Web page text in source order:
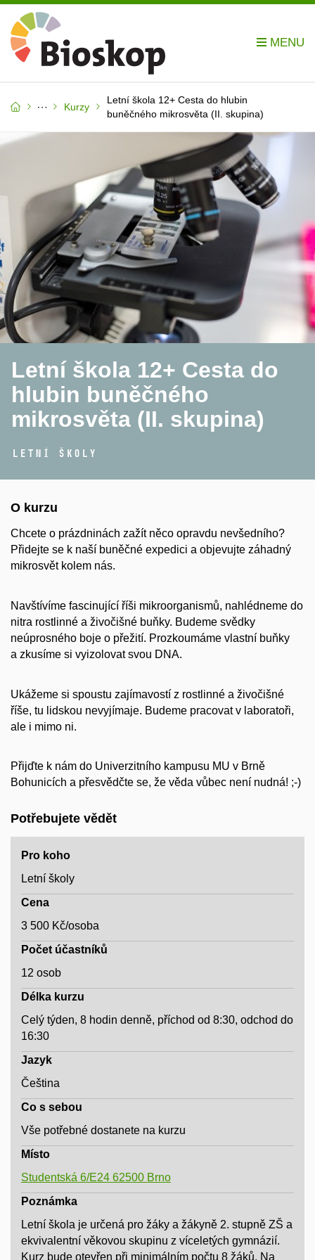
Kurzy
Letní škola 12+ Cesta do hlubin
buněčného mikrosvěta (II. skupina)
Letní škola 12+ Cesta do
hlubin buněčného
mikrosvěta (II. skupina)
Letní školy
O kurzu
Chcete o prázdninách zažít něco opravdu nevšedního?
Přidejte se k naší buněčné expedici a objevujte záhadný
mikrosvět kolem nás.
Navštívíme fascinující říši mikroorganismů, nahlédneme do
nitra rostlinné a živočišné buňky. Budeme svědky
neúprosného boje o přežití. Prozkoumáme vlastní buňky
a zkusíme si vyizolovat svou DNA.
Ukážeme si spoustu zajímavostí z rostlinné a živočišné
říše, tu lidskou nevyjímaje. Budeme pracovat v laboratoři,
ale i mimo ni.
Přijďte k nám do Univerzitního kampusu MU v Brně
Bohunicích a přesvědčte se, že věda vůbec není nudná! ;-)
Potřebujete vědět
Pro koho
Letní školy
Cena
3 500 Kč/osoba
Počet účastníků
12 osob
Délka kurzu
Celý týden, 8 hodin denně, příchod od 8:30, odchod do
16:30
Jazyk
Čeština
Co s sebou
Vše potřebné dostanete na kurzu
Místo
Studentská 6/E24 62500 Brno
Poznámka
Letní škola je určená pro žáky a žákyně 2. stupně ZŠ a
ekvivalentní věkovou skupinu z víceletých gymnázií.
Kurz bude otevřen při minimálním počtu 8 žáků. Na